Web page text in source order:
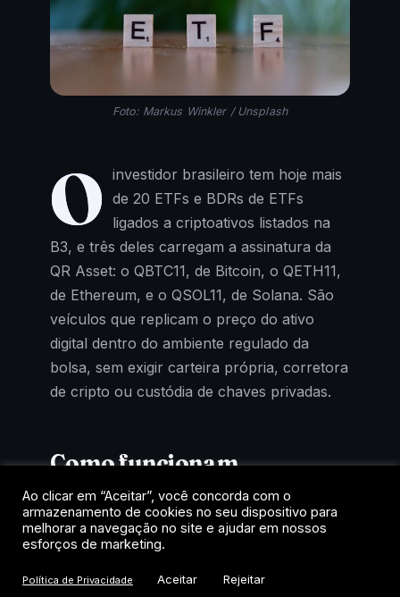
Foto: Markus Winkler / Unsplash
O investidor brasileiro tem hoje mais
de 20 ETFs e BDRs de ETFs
ligados a criptoativos listados na
B3, e três deles carregam a assinatura da
QR Asset: o QBTC11, de Bitcoin, o QETH11,
de Ethereum, e o QSOL11, de Solana. São
veículos que replicam o preço do ativo
digital dentro do ambiente regulado da
bolsa, sem exigir carteira própria, corretora
de cripto ou custódia de chaves privadas.
Como funcionam
Cada cota representa uma fração de um
fundo que mantém exposição ao criptoativo
de referência. A negociação acontece no
home broker, como uma ação, com
Ao clicar em “Aceitar”, você concorda com o
armazenamento de cookies no seu dispositivo para
melhorar a navegação no site e ajudar em nossos
esforços de marketing.
Política de Privacidade Aceitar Rejeitar